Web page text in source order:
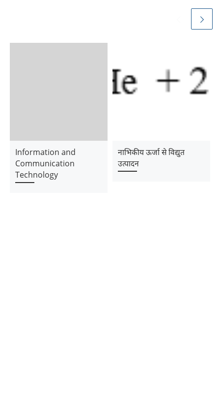
Information and
Communication
Technology
नाभिकीय ऊर्जा से विद्युत
उत्पादन